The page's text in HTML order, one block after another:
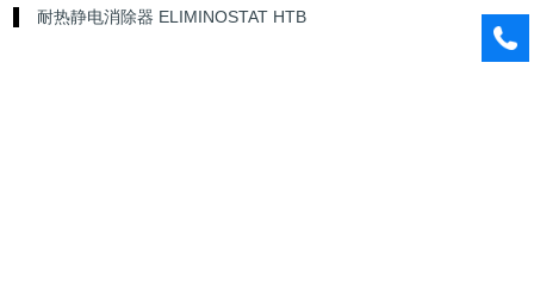
耐热静电消除器 ELIMINOSTAT HTB